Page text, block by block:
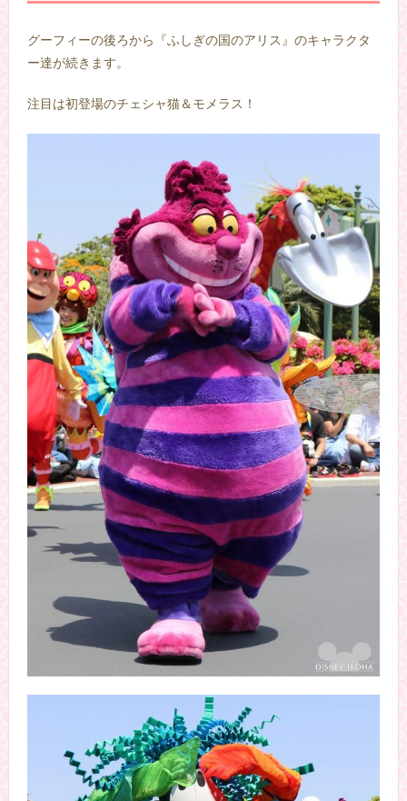
グーフィーの後ろから『ふしぎの国のアリス』のキャラクタ
ー達が続きます。
注目は初登場のチェシャ猫＆モメラス！